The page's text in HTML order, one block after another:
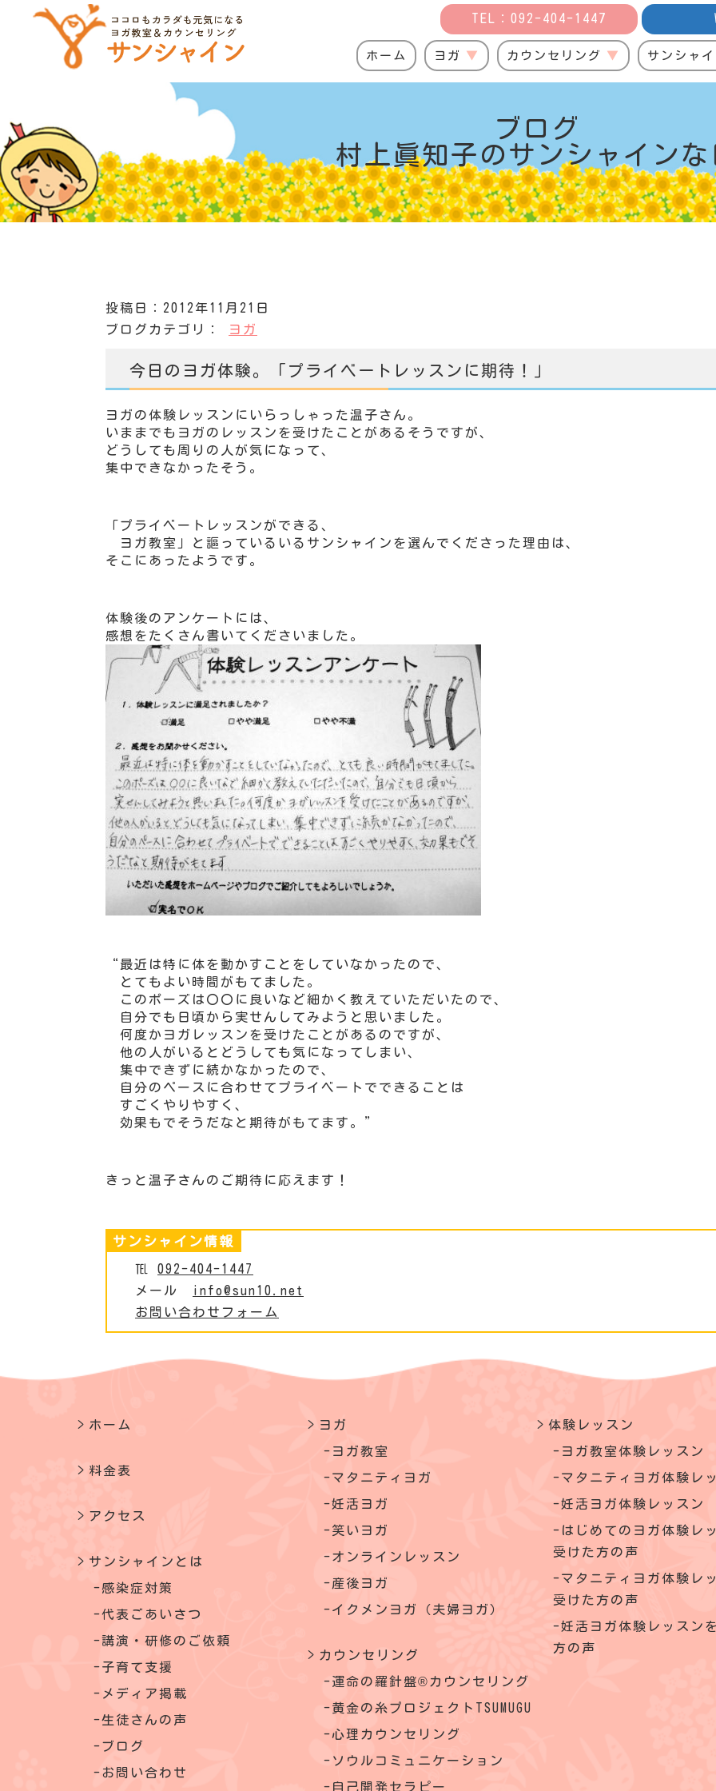
TEL：092-404-1447
ホーム ヨガ カウンセリング サンシャ
ブログ
村上眞知子の サンシャインな
投稿日：2012年11月21日
ブログカテゴリ：
ヨガ
今日のヨガ体験。「プライベートレッスンに期待！」
ヨガの体験レッスンにいらっしゃった温子さん。
いままでもヨガのレッスンを受けたことがあるそうですが、
どうしても周りの人が気になって、
集中できなかったそう。
「プライベートレッスンができる、
ヨガ教室」と謳っているいるサンシャインを選んでくださった理由は、
そこにあったようです。
体験後のアンケートには、
感想をたくさん書いてくださいました。
“最近は特に体を動かすことをしていなかったので、
とてもよい時間がもてました。
このポーズは〇〇に良いなど細かく教えていただいたので、
自分でも日頃から実せんしてみようと思いました。
何度かヨガレッスンを受けたことがあるのですが、
他の人がいるとどうしても気になってしまい、
集中できずに続かなかったので、
自分のペースに合わせてプライベートでできることは
すごくやりやすく、
効果もでそうだなと期待がもてます。”
きっと温子さんのご期待に応えます！
サンシャイン情報
℡ 092-404-1447
メール
info@sun10.net
お問い合わせフォーム
ホーム
料金表
アクセス
サンシャインとは
感染症対策
代表ごあいさつ
講演・研修のご依頼
子育て支援
メディア掲載
生徒さんの声
ブログ
お問い合わせ
ヨガ
ヨガ教室
マタニティヨガ
妊活ヨガ
笑いヨガ
オンラインレッスン
産後ヨガ
イクメンヨガ（夫婦ヨガ）
カウンセリング
運命の羅針盤®カウンセリング
黄金の糸プロジェクトTSUMUGU
心理カウンセリング
ソウルコミュニケーション
自己開発セラピー
体験レッスン
ヨガ教室体験レッスン
マタニティヨガ体験レ
妊活ヨガ体験レッスン
はじめてのヨガ体験レ
受けた方の声
マタニティヨガ体験レ
受けた方の声
妊活ヨガ体験レッスン
方の声